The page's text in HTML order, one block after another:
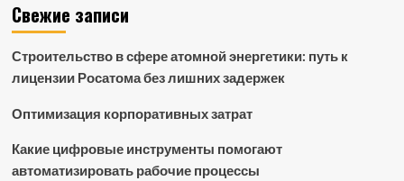
Свежие записи
Строительство в сфере атомной энергетики: путь к
лицензии Росатома без лишних задержек
Оптимизация корпоративных затрат
Какие цифровые инструменты помогают
автоматизировать рабочие процессы